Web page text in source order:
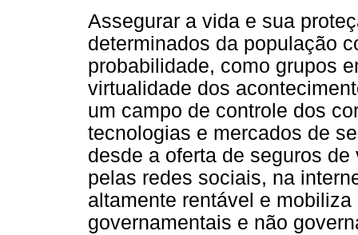
Assegurar a vida e sua
determinados da população
probabilidade, como grupos
virtualidade dos
um campo de controle dos
tecnologias e mercados de
desde a oferta de seguros
pelas redes sociais, na
altamente rentável e
governamentais e não